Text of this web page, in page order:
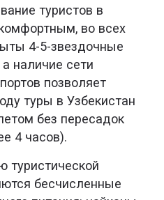
туристов в
во всех
4-5-звездочные
наличие сети
позволяет
туры в Узбекистан
без пересадок
4 часов).
туристической
бесчисленные